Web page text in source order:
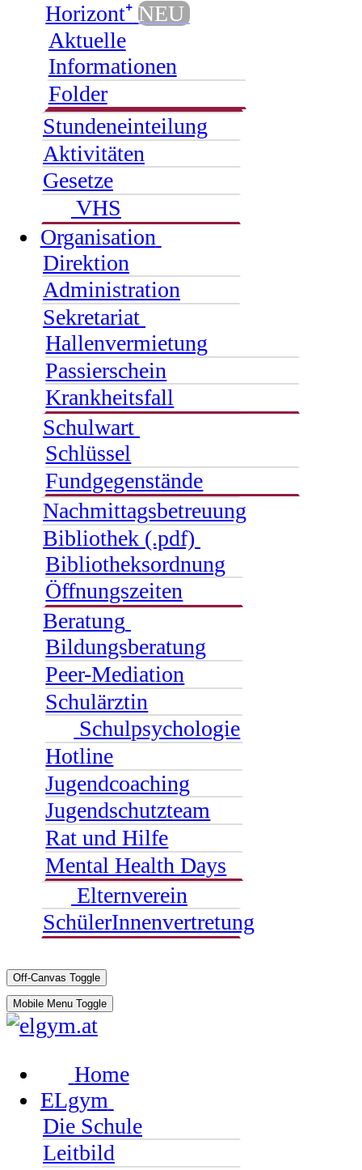
Horizont⁺ NEU
Aktuelle
Informationen
Folder
Stundeneinteilung
Aktivitäten
Gesetze
VHS
Organisation
Direktion
Administration
Sekretariat
Hallenvermietung
Passierschein
Krankheitsfall
Schulwart
Schlüssel
Fundgegenstände
Nachmittagsbetreuung
Bibliothek (.pdf)
Bibliotheksordnung
Öffnungszeiten
Beratung
Bildungsberatung
Peer-Mediation
Schulärztin
Schulpsychologie
Hotline
Jugendcoaching
Jugendschutzteam
Rat und Hilfe
Mental Health Days
Elternverein
SchülerInnenvertretung
Off-Canvas Toggle
Mobile Menu Toggle
Home
ELgym
Die Schule
Leitbild